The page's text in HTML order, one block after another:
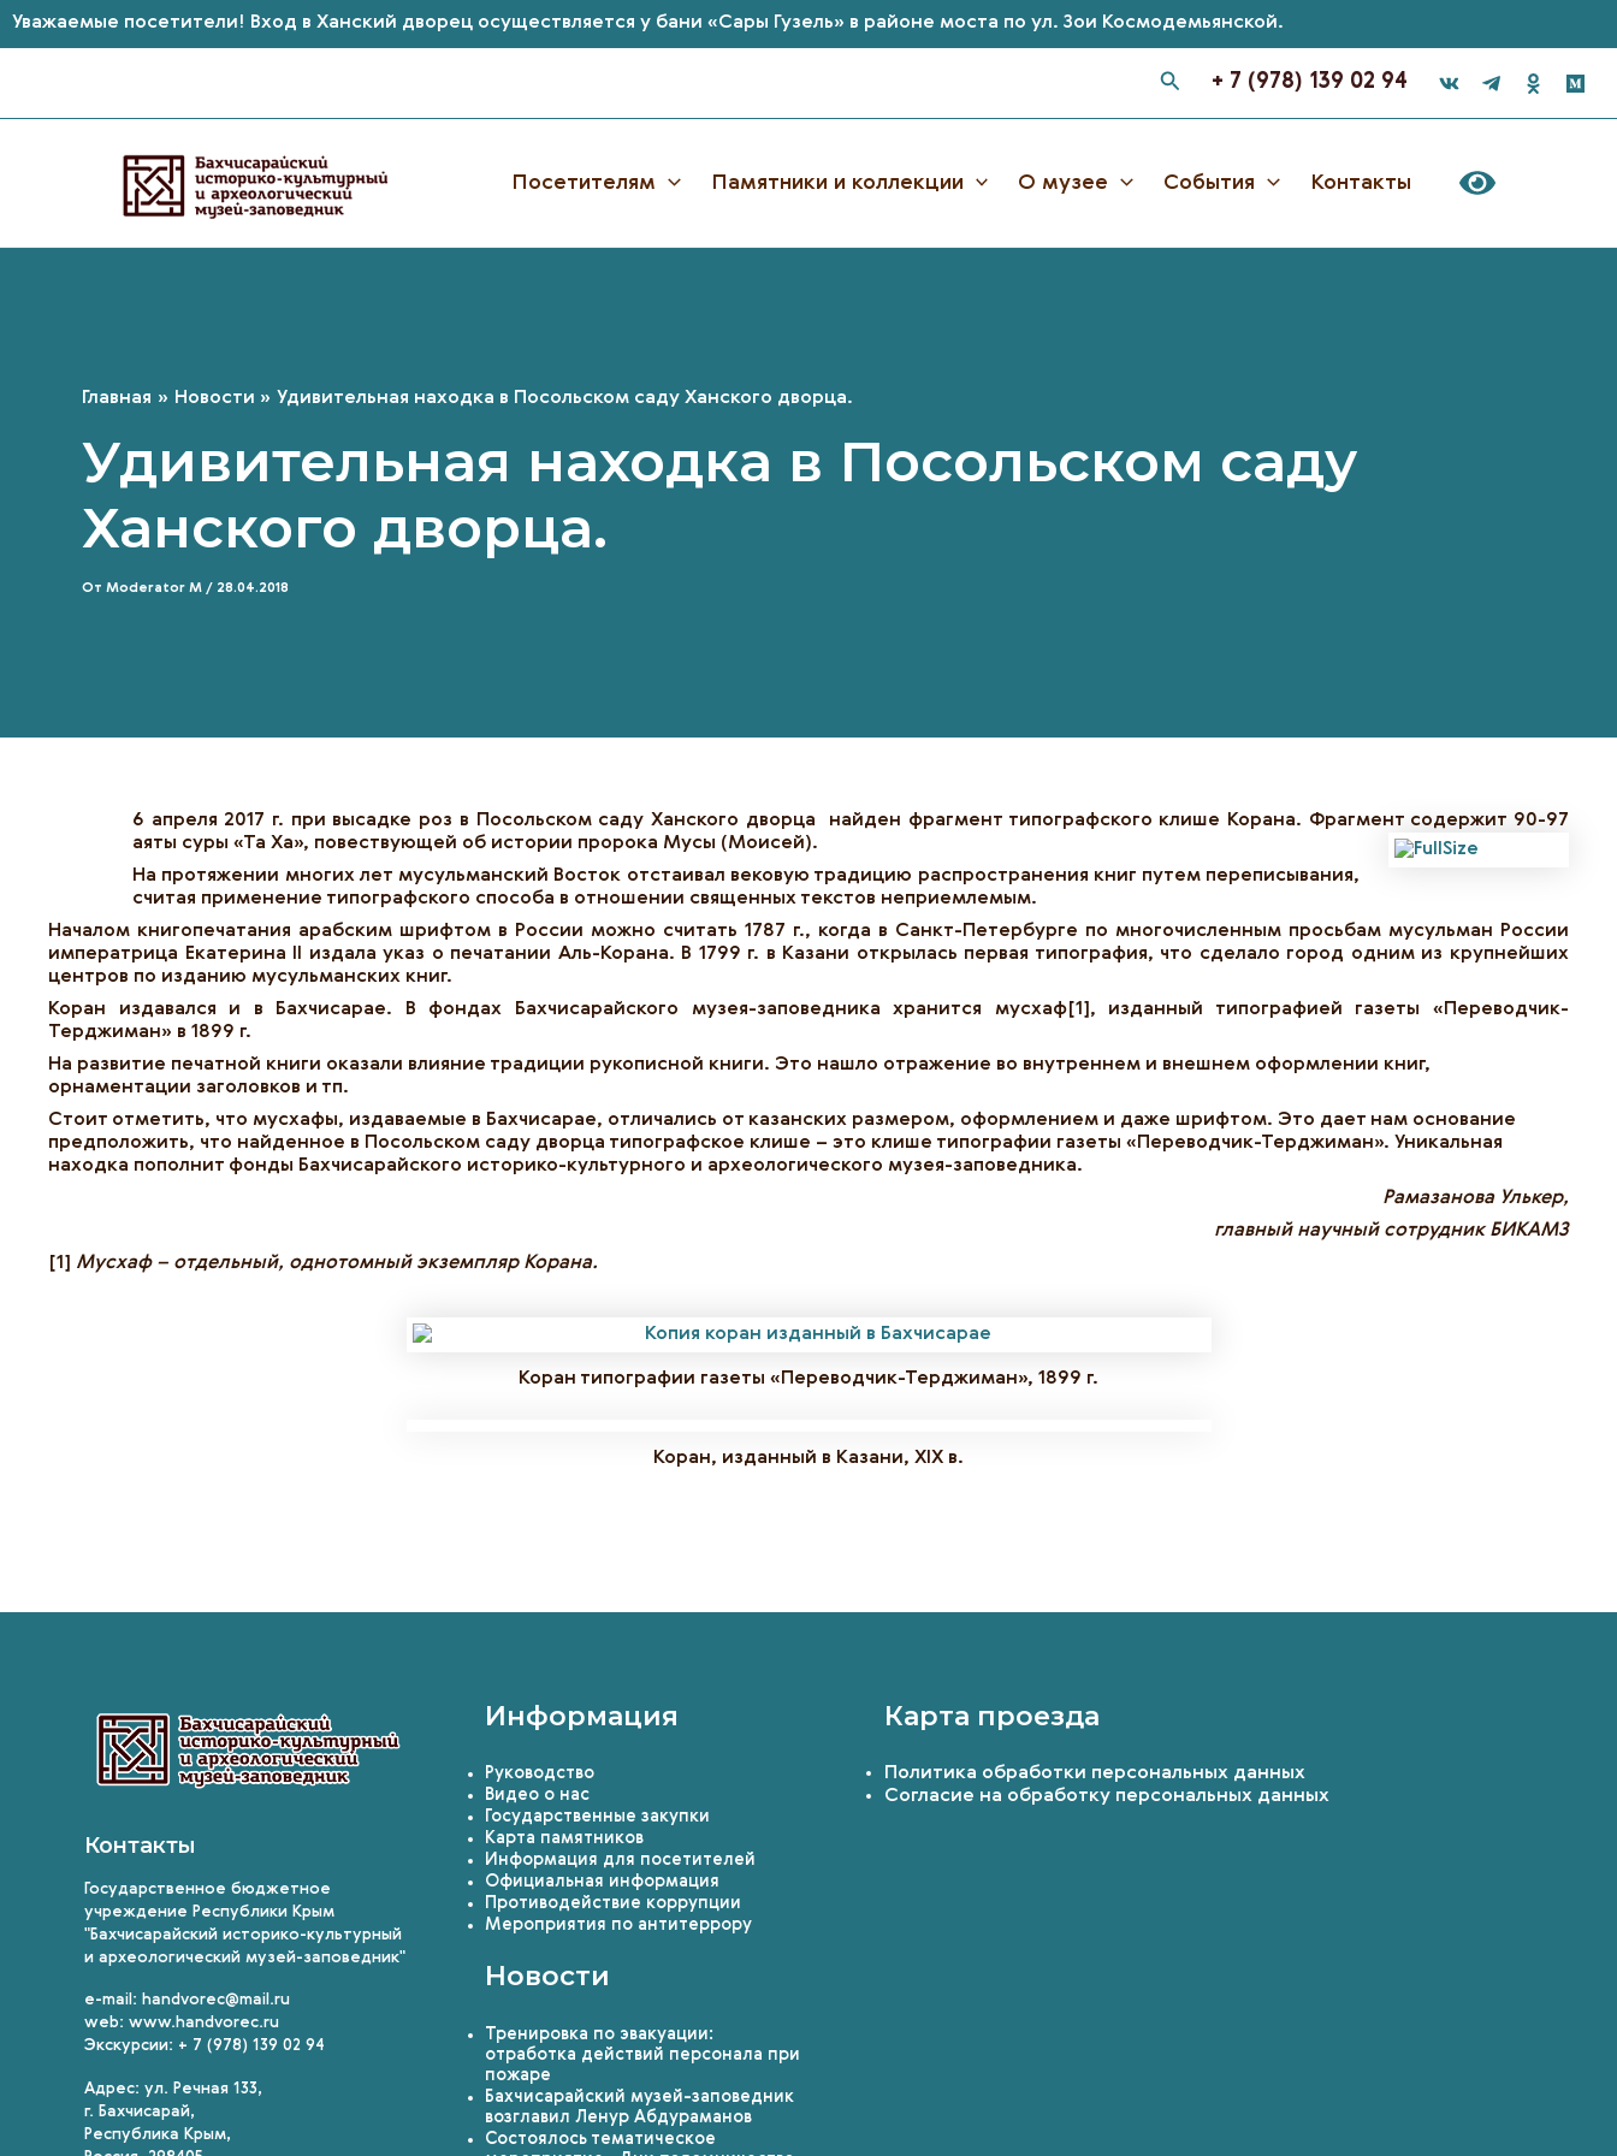
Уважаемые посетители! Вход в Ханский дворец осуществляется у бани «Сары Гузель» в районе моста по ул. Зои Космодемьянской.
+ 7 (978) 139 02 94
Посетителям Памятники и коллекции О музее События Контакты
Главная Новости Удивительная находка в Посольском саду Ханского дворца.
Удивительная находка в Посольском саду
Ханского дворца.
От Moderator M / 28.04.2018
6 апреля 2017 г. при высадке роз в Посольском саду Ханского дворца найден фрагмент типографского клише Корана. Фрагмент содержит 90-97
аяты суры «Та Ха», повествующей об истории пророка Мусы (Моисей).
На протяжении многих лет мусульманский Восток отстаивал вековую традицию распространения книг путем переписывания,
считая применение типографского способа в отношении священных текстов неприемлемым.
Началом книгопечатания арабским шрифтом в России можно считать 1787 г., когда в Санкт-Петербурге по многочисленным просьбам мусульман России
императрица Екатерина II издала указ о печатании Аль-Корана. В 1799 г. в Казани открылась первая типография, что сделало город одним из крупнейших
центров по изданию мусульманских книг.
Коран издавался и в Бахчисарае. В фондах Бахчисарайского музея-заповедника хранится мусхаф[1], изданный типографией газеты «Переводчик-
Терджиман» в 1899 г.
На развитие печатной книги оказали влияние традиции рукописной книги. Это нашло отражение во внутреннем и внешнем оформлении книг,
орнаментации заголовков и тп.
Стоит отметить, что мусхафы, издаваемые в Бахчисарае, отличались от казанских размером, оформлением и даже шрифтом. Это дает нам основание
предположить, что найденное в Посольском саду дворца типографское клише – это клише типографии газеты «Переводчик-Терджиман». Уникальная
находка пополнит фонды Бахчисарайского историко-культурного и археологического музея-заповедника.
Рамазанова Улькер,
главный научный сотрудник БИКАМЗ
[1] Мусхаф – отдельный, однотомный экземпляр Корана.
Коран типографии газеты «Переводчик-Терджиман», 1899 г.
Коран, изданный в Казани, XIX в.
Контакты
Государственное бюджетное
учреждение Республики Крым
"Бахчисарайский историко-культурный
и археологический музей-заповедник"
e-mail: handvorec@mail.ru
web: www.handvorec.ru
Экскурсии: + 7 (978) 139 02 94
Адрес: ул. Речная 133,
г. Бахчисарай,
Республика Крым,
Информация
Руководство
Видео о нас
Государственные закупки
Карта памятников
Информация для посетителей
Официальная информация
Противодействие коррупции
Мероприятия по антитеррору
Новости
Тренировка по эвакуации:
отработка действий персонала при
пожаре
Бахчисарайский музей-заповедник
возглавил Ленур Абдураманов
Состоялось тематическое
Карта проезда
Политика обработки персональных данных
Согласие на обработку персональных данных